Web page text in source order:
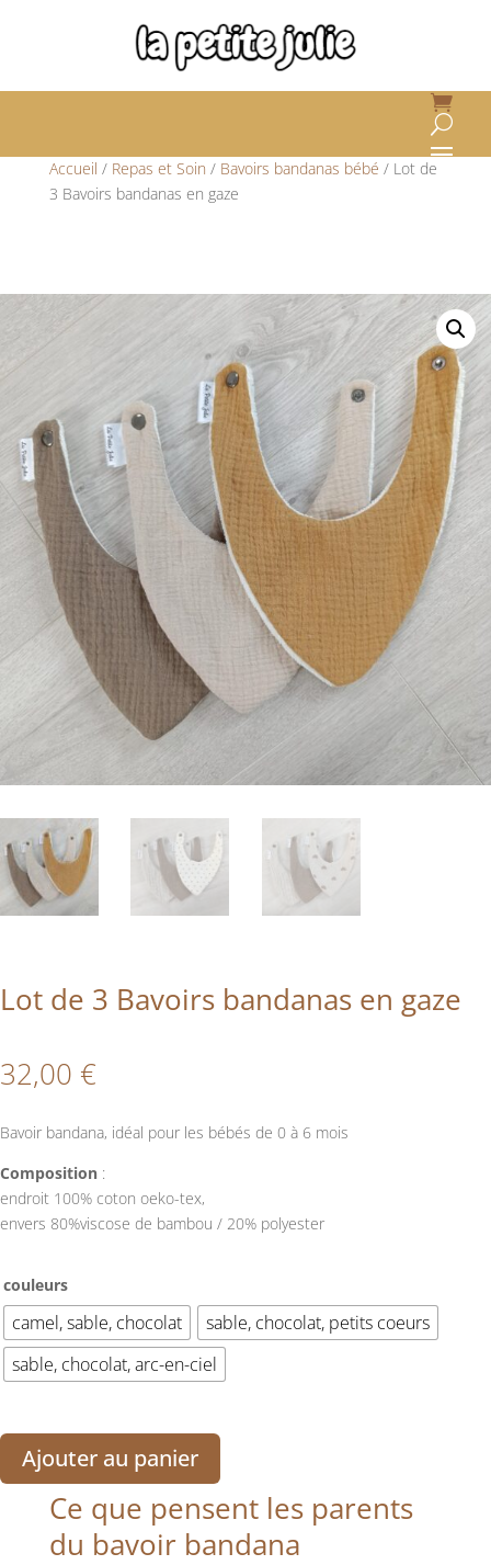
Accueil / Repas et Soin / Bavoirs bandanas bébé / Lot de
3 Bavoirs bandanas en gaze
Lot de 3 Bavoirs bandanas en gaze
32,00 €
Bavoir bandana, idéal pour les bébés de 0 à 6 mois
Composition :
endroit 100% coton oeko-tex,
envers 80%viscose de bambou / 20% polyester
couleurs
camel, sable, chocolat
sable, chocolat, petits coeurs
sable, chocolat, arc-en-ciel
Ajouter au panier
Ce que pensent les parents
du bavoir bandana